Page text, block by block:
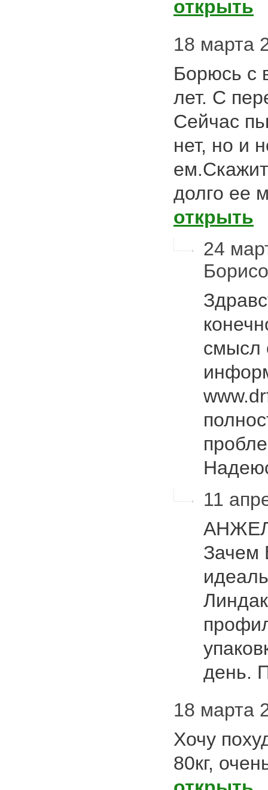
открыть
18 марта
Борюсь с
лет. С
Сейчас
нет, но и
долго ее
открыть
24
смысл
11
Зачем
день.
18 марта
Хочу
80кг,